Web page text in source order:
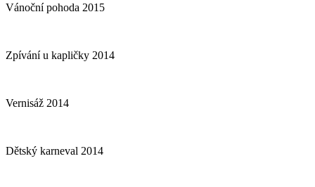
Vánoční pohoda 2015
Zpívání u kapličky 2014
Vernisáž 2014
Dětský karneval 2014